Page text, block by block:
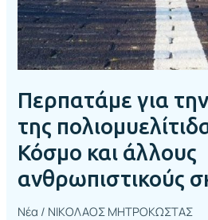
Περπατάμε για
της
Κόσμο και άλλους
ανθρωπιστικούς
Νέα / ΝΙΚΟΛΑΟΣ ΜΗΤΡΟΚΩΣΤΑΣ
Κόσμο
και
άλλους
ανθρωπιστικούς